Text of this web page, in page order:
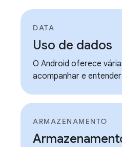
DATA
Uso de dados
O Android oferece
acompanhar e
ARMAZENAMENTO